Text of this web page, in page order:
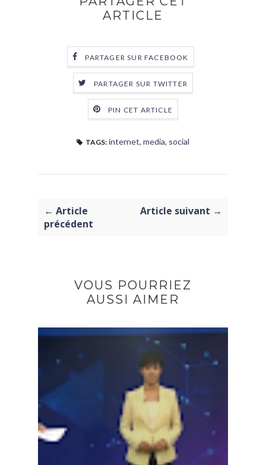
ARTICLE
PARTAGER SUR FACEBOOK
PARTAGER SUR TWITTER
PIN CET ARTICLE
TAGS: internet, media, social
← Article
précédent
Article suivant →
VOUS POURRIEZ
AUSSI AIMER